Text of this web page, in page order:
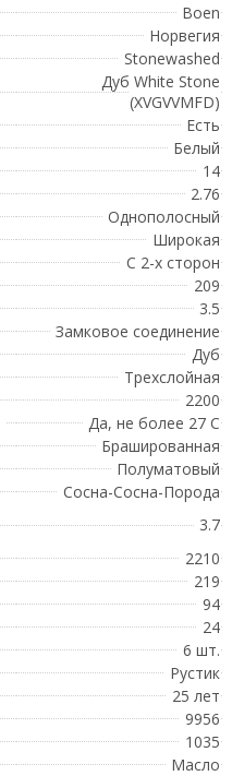
Boen
Норвегия
Stonewashed
Дуб White Stone
(XVGVVMFD)
Есть
Белый
14
2.76
Однополосный
Широкая
С 2-х сторон
209
3.5
Замковое соединение
Дуб
Трехслойная
2200
Да, не более 27 С
Брашированная
Полуматовый
Сосна-Сосна-Порода
3.7
2210
219
94
24
6 шт.
Рустик
25 лет
9956
1035
Масло